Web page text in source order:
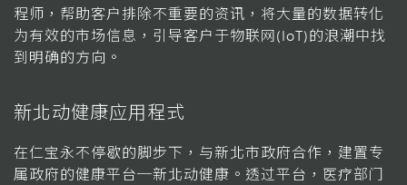
程师，帮助客户排除不重要的资讯，将大量的数据转化
为有效的市场信息，引导客户于物联网(IoT)的浪潮中找
到明确的方向。
新北动健康应用程式
在仁宝永不停歇的脚步下，与新北市政府合作，建置专
属政府的健康平台─新北动健康。透过平台，医疗部门